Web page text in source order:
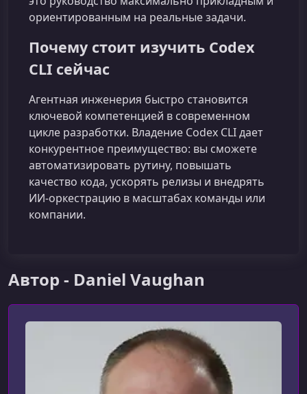
ориентированным на реальные задачи.
Почему стоит изучить Codex
CLI сейчас
Агентная инженерия быстро становится
ключевой компетенцией в современном
цикле разработки. Владение Codex CLI дает
конкурентное преимущество: вы сможете
автоматизировать рутину, повышать
качество кода, ускорять релизы и внедрять
ИИ‑оркестрацию в масштабах команды или
компании.
Автор - Daniel Vaughan